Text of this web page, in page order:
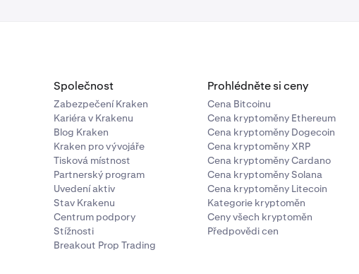
Společnost
Zabezpečení Kraken
Kariéra v Krakenu
Blog Kraken
Kraken pro vývojáře
Tisková místnost
Partnerský program
Uvedení aktiv
Stav Krakenu
Centrum podpory
Stížnosti
Breakout Prop Trading
Prohlédněte si ceny
Cena Bitcoinu
Cena kryptoměny Ethereum
Cena kryptoměny Dogecoin
Cena kryptoměny XRP
Cena kryptoměny Cardano
Cena kryptoměny Solana
Cena kryptoměny Litecoin
Kategorie kryptoměn
Ceny všech kryptoměn
Předpovědi cen